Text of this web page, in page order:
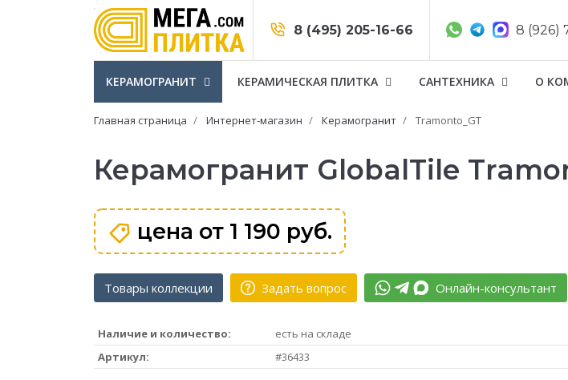
8 (495) 205-16-66 8 (926)
КЕРАМОГРАНИТ КЕРАМИЧЕСКАЯ ПЛИТКА САНТЕХНИКА О
Главная страница Интернет-магазин Керамогранит Tramonto_GT
Керамогранит GlobalTile
цена от 1 190 руб.
Товары коллекции Задать вопрос Онлайн-консультант
Наличие и количество:
есть на складе
Артикул:
#36433